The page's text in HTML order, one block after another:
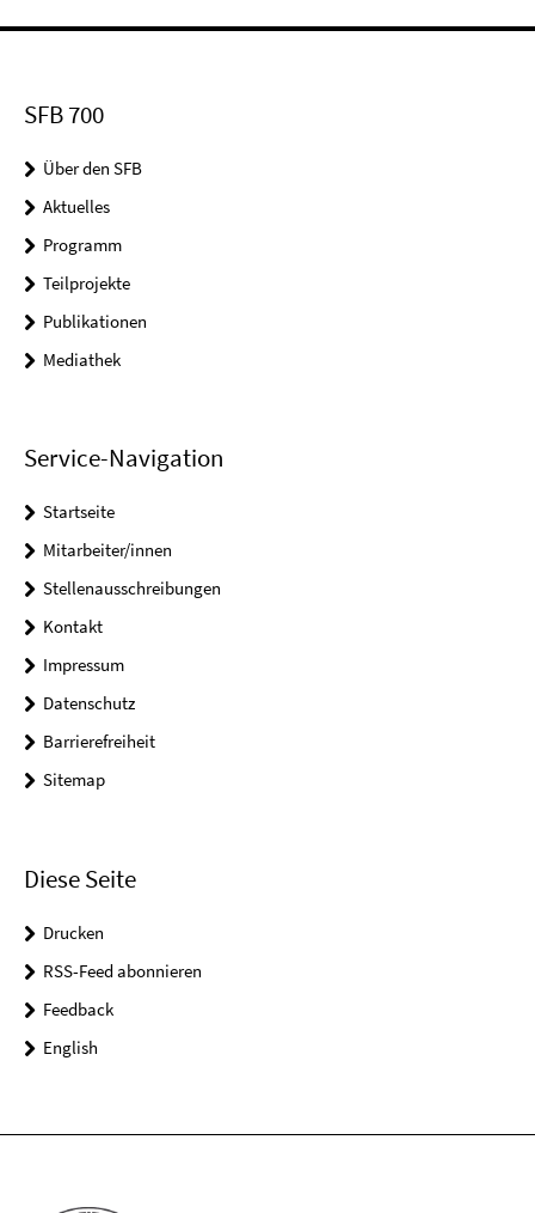
SFB 700
Über den SFB
Aktuelles
Programm
Teilprojekte
Publikationen
Mediathek
Service-Navigation
Startseite
Mitarbeiter/innen
Stellenausschreibungen
Kontakt
Impressum
Datenschutz
Barrierefreiheit
Sitemap
Diese Seite
Drucken
RSS-Feed abonnieren
Feedback
English